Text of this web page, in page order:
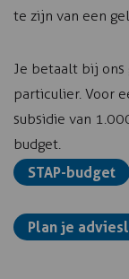
te zijn van een
Je betaalt bij ons
particulier. Voor
subsidie van
budget.
STAP-budget
Plan je